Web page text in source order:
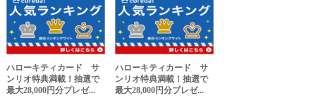
ハローキティカード サ
ンリオ特典満載！抽選で
最大28,000円分プレゼ...
ハローキティカード サ
ンリオ特典満載！抽選で
最大28,000円分プレゼ...